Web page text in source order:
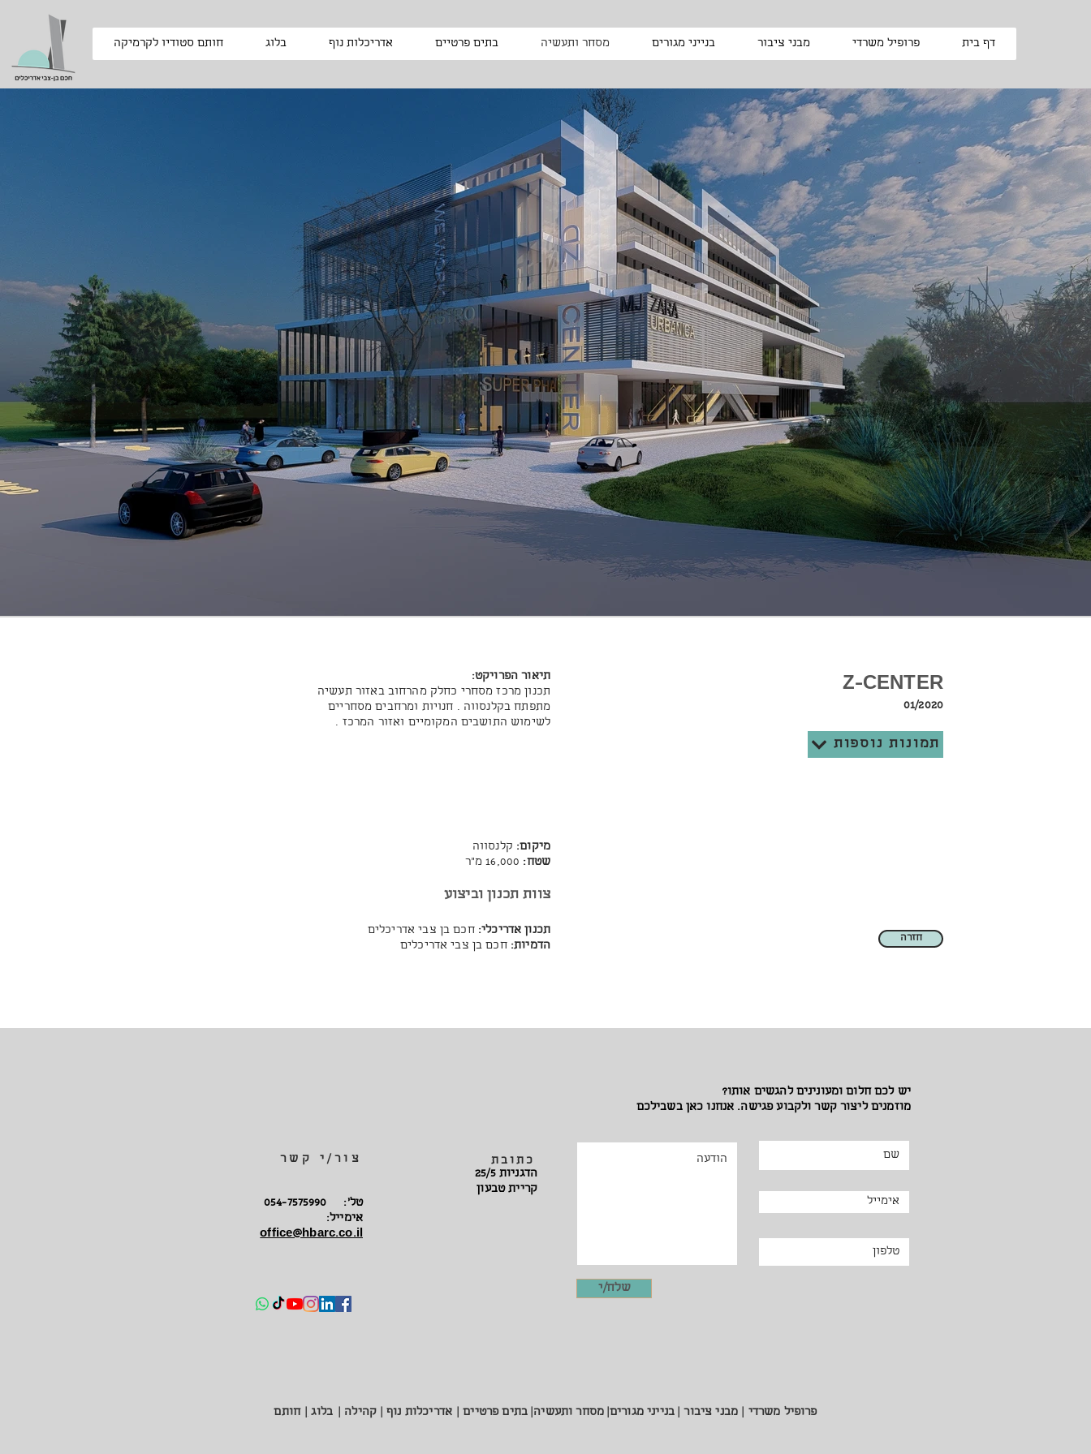
דף בית פרופיל משרדי מבני ציבור בנייני מגורים מסחר ותעשיה בתים פרטיים אדריכלות נוף בלוג חותם סטודיו לקרמיקה
תיאור הפרויקט:
תכנון מרכז מסחרי כחלק מהרחוב באזור תעשיה
מתפתח בקלנסווה . חנויות ומרחבים מסחריים
לשימוש התושבים המקומיים ואזור המרכז .
Z-CENTER
01/2020
תמונות נוספות
מיקום: קלנסווה
שטח: 16,000 מ"ר
צוות תכנון וביצוע
תכנון אדריכלי:חכם בן צבי אדריכלים
הדמיות:חכם בן צבי אדריכלים
חזרה
יש לכם חלום ומעונינים להגשים אותו?
מוזמנים ליצור קשר ולקבוע פגישה. אנחנו כאן בשבילכם
צור/י קשר
טל': 054-7575990
אימייל:
office@hbarc.co.il
הדגניות 25/5
קריית טבעון
כתובת
שלח/י
בלוג חותם קהילה | אדריכלות נוף | בתים פרטיים | מסחר ותעשיה| בנייני מגורים| מבני ציבור | פרופיל משרדי |